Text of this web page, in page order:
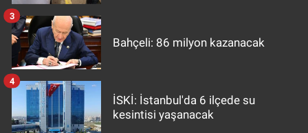
Bahçeli: 86 milyon kazanacak
3
İSKİ: İstanbul'da 6 ilçede su
kesintisi yaşanacak
4